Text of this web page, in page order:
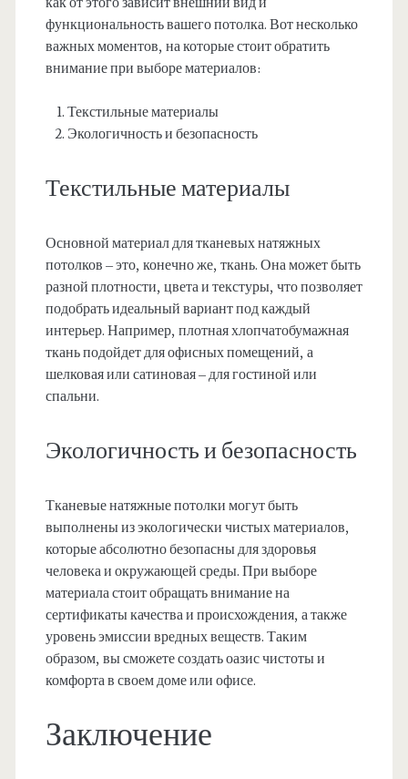
функциональность вашего потолка. Вот несколько
важных моментов, на которые стоит обратить
внимание при выборе материалов:
Текстильные материалы
Экологичность и безопасность
Текстильные материалы
Основной материал для тканевых натяжных
потолков – это, конечно же, ткань. Она может быть
разной плотности, цвета и текстуры, что позволяет
подобрать идеальный вариант под каждый
интерьер. Например, плотная хлопчатобумажная
ткань подойдет для офисных помещений, а
шелковая или сатиновая – для гостиной или
спальни.
Экологичность и безопасность
Тканевые натяжные потолки могут быть
выполнены из экологически чистых материалов,
которые абсолютно безопасны для здоровья
человека и окружающей среды. При выборе
материала стоит обращать внимание на
сертификаты качества и происхождения, а также
уровень эмиссии вредных веществ. Таким
образом, вы сможете создать оазис чистоты и
комфорта в своем доме или офисе.
Заключение